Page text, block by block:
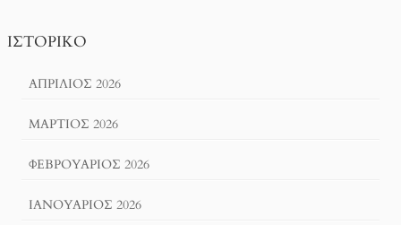
ΙΣΤΟΡΙΚΌ
ΑΠΡΊΛΙΟΣ 2026
ΜΆΡΤΙΟΣ 2026
ΦΕΒΡΟΥΆΡΙΟΣ 2026
ΙΑΝΟΥΆΡΙΟΣ 2026